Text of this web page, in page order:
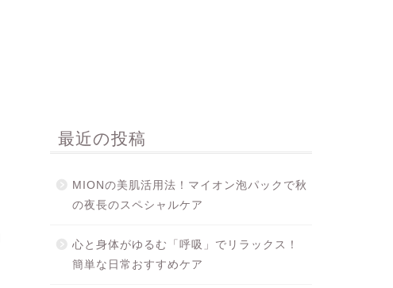
最近の投稿
MIONの美肌活用法！マイオン泡パックで秋
の夜長のスペシャルケア
心と身体がゆるむ「呼吸」でリラックス！
簡単な日常おすすめケア